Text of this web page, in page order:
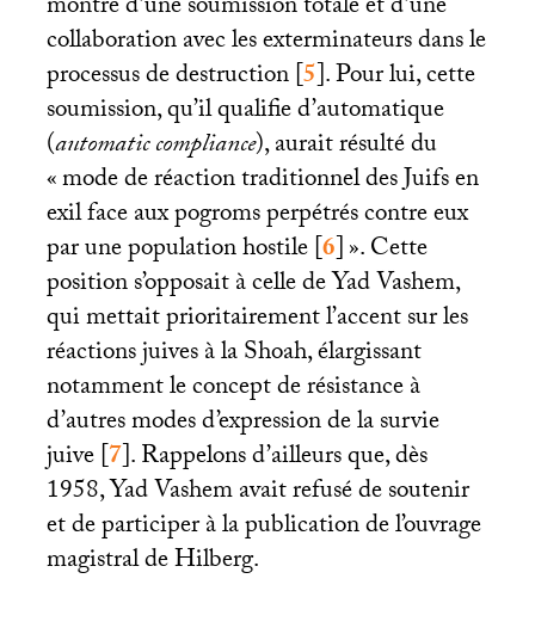
montre d’une soumission totale et d’une
collaboration avec les exterminateurs dans le
processus de destruction[5]. Pour lui, cette
soumission, qu’il qualifie d’automatique
(automaticcompliance), aurait résulté du
«mode de réaction traditionnel des Juifs en
exil face aux pogroms perpétrés contre eux
par une population hostile[6]». Cette
position s’opposait à celle de Yad Vashem,
qui mettait prioritairement l’accent sur les
réactions juives à la Shoah, élargissant
notamment le concept de résistance à
d’autres modes d’expression de la survie
juive[7]. Rappelons d’ailleurs que, dès
1958, Yad Vashem avait refusé de soutenir
et de participer à la publication de l’ouvrage
magistral de Hilberg.